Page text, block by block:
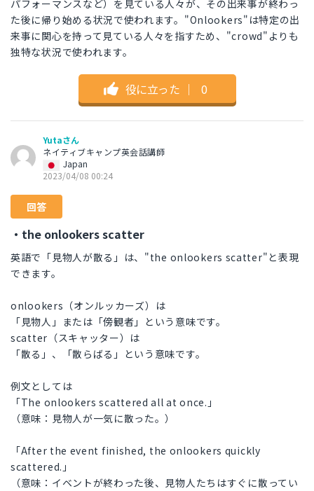
パフォーマンスなど）を見ている人々が、その出来事が終わっ
た後に帰り始める状況で使われます。"Onlookers"は特定の出
来事に関心を持って見ている人々を指すため、"crowd"よりも
独特な状況で使われます。
役に立った ｜ 0
Yutaさん
ネイティブキャンプ英会話講師
Japan
2023/04/08 00:24
回答
・the onlookers scatter
英語で「見物人が散る」は、"the onlookers scatter"と表現
できます。
onlookers（オンルッカーズ）は
「見物人」または「傍観者」という意味です。
scatter（スキャッター）は
「散る」、「散らばる」という意味です。
例文としては
「The onlookers scattered all at once.」
（意味：見物人が一気に散った。）
「After the event finished, the onlookers quickly
scattered.」
（意味：イベントが終わった後、見物人たちはすぐに散ってい